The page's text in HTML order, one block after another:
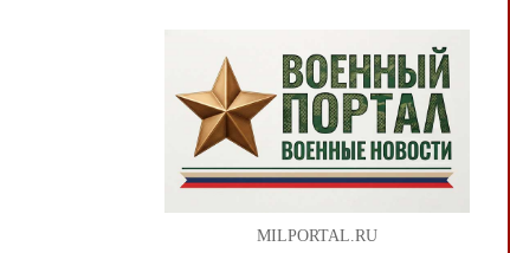
MILPORTAL.RU